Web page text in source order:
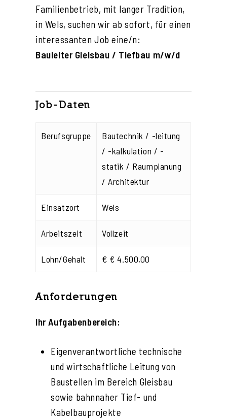
Familienbetrieb, mit langer Tradition,
in Wels, suchen wir ab sofort, für einen
interessanten Job eine/n:
Bauleiter Gleisbau / Tiefbau m/w/d
Job-Daten
Berufsgruppe
Bautechnik / -leitung
/ -kalkulation / -
statik / Raumplanung
/ Architektur
Einsatzort Wels
Arbeitszeit Vollzeit
Lohn/Gehalt € € 4.500,00
Anforderungen
Ihr Aufgabenbereich:
Eigenverantwortliche technische
und wirtschaftliche Leitung von
Baustellen im Bereich Gleisbau
sowie bahnnaher Tief- und
Kabelbauprojekte